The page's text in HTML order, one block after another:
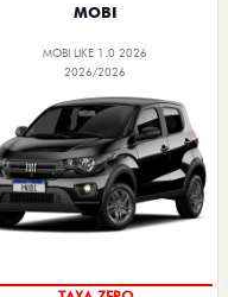
MOBI
MOBI LIKE 1.0 2026
2026/2026
PREÇO IMPERDÍVEL